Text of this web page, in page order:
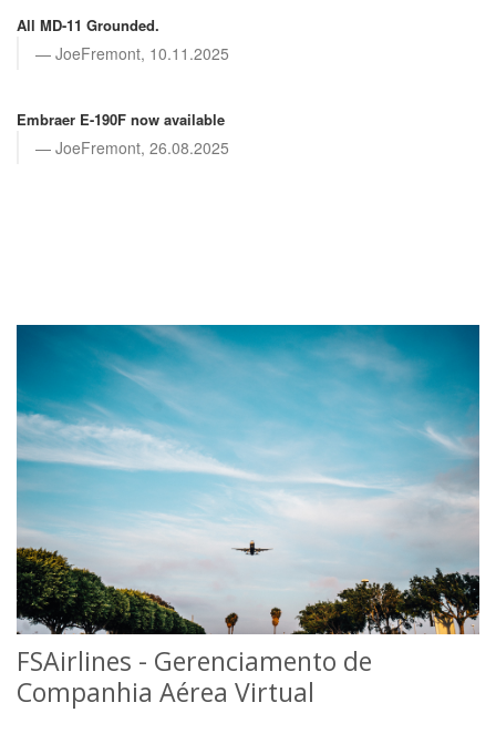
All MD-11 Grounded.
JoeFremont, 10.11.2025
Embraer E-190F now available
JoeFremont, 26.08.2025
FSAirlines - Gerenciamento de
Companhia Aérea Virtual